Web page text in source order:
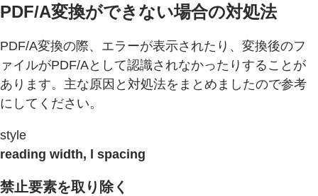
PDF/A変換ができない場合の対処法
PDF/A変換の際、エラーが表示されたり、変換後のフ
ァイルがPDF/Aとして認識されなかったりすることが
あります。主な原因と対処法をまとめましたので参考
にしてください。
style
reading width, l spacing
禁止要素を取り除く